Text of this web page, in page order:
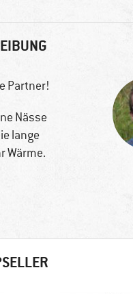
Partner!
Nässe
lange
Wärme.